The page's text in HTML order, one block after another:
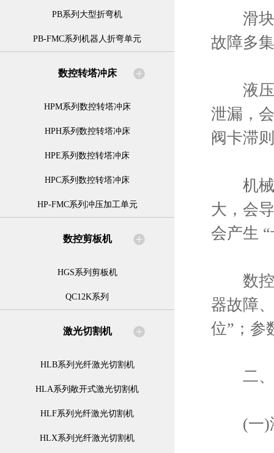
PB系列大型折弯机
PB-FMC系列机器人折弯单元
数控转塔冲床
HPM系列数控转塔冲床
HPH系列数控转塔冲床
HPE系列数控转塔冲床
HPC系列数控转塔冲床
HP-FMC系列冲压加工单元
数控剪板机
HGS系列剪板机
QC12K系列
激光切割机
HLB系列光纤激光切割机
HLA系列敞开式激光切割机
HLF系列光纤激光切割机
HLX系列光纤激光切割机
滑块
故障多
液压
泄漏，
阀卡滞
机械
大，会
会产生
数控
器故障
位”；参
二、
(一)液